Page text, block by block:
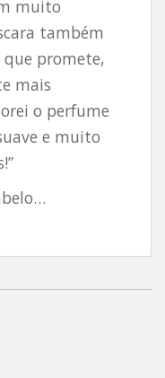
muito
também
promete,
mais
o perfume
e muito